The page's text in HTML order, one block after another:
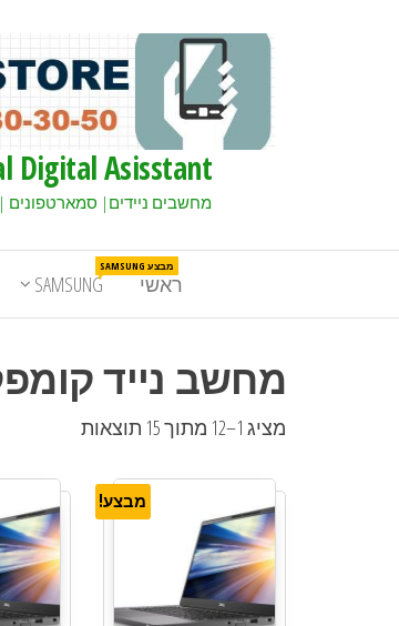
Digital Asisstant
מחשבים ניידים| סמארטפונים |
ראשי SAMSUNG
מבצע SAMSUNG
מחשב נייד
מציג 1–12 מתוך 15 תוצאות
מבצע!